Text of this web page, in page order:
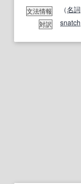
文法情報 （名詞
対訳 snatch